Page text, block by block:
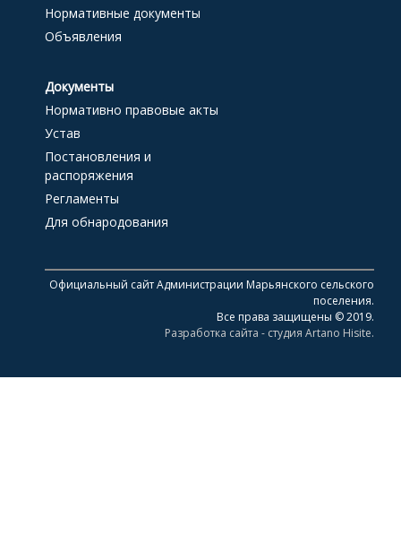
Нормативные документы
Объявления
Документы
Нормативно правовые акты
Устав
Постановления и
распоряжения
Регламенты
Для обнародования
Официальный сайт Администрации Марьянского сельского
поселения.
Все права защищены © 2019.
Разработка сайта - студия Artano Hisite.